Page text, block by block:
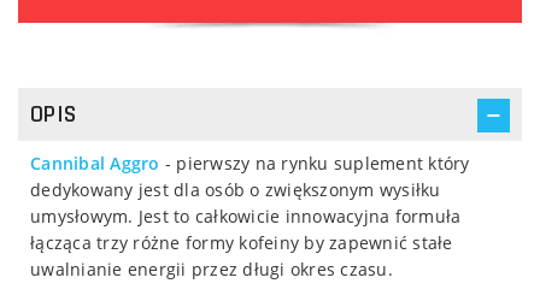
OPIS
Cannibal Aggro - pierwszy na rynku suplement który
dedykowany jest dla osób o zwiększonym wysiłku
umysłowym. Jest to całkowicie innowacyjna formuła
łącząca trzy różne formy kofeiny by zapewnić stałe
uwalnianie energii przez długi okres czasu.